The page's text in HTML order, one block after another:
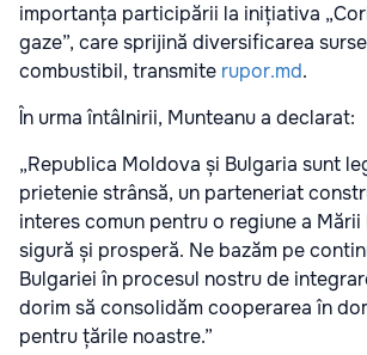
importanța participării la inițiativa
gaze”, care sprijină diversificarea
combustibil, transmite rupor.md.
În urma întâlnirii, Munteanu a declarat:
„Republica Moldova și Bulgaria sunt
prietenie strânsă, un parteneriat
interes comun pentru o regiune a
sigură și prosperă. Ne bazăm pe
Bulgariei în procesul nostru de
dorim să consolidăm cooperarea în
pentru țările noastre.”